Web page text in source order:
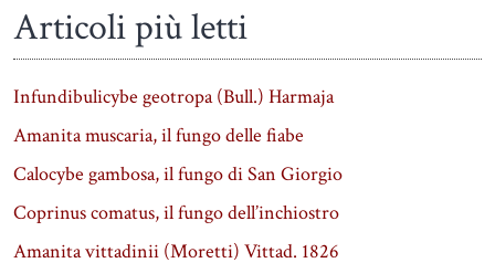
Articoli più letti
Infundibulicybe geotropa (Bull.) Harmaja
Amanita muscaria, il fungo delle fiabe
Calocybe gambosa, il fungo di San Giorgio
Coprinus comatus, il fungo dell’inchiostro
Amanita vittadinii (Moretti) Vittad. 1826